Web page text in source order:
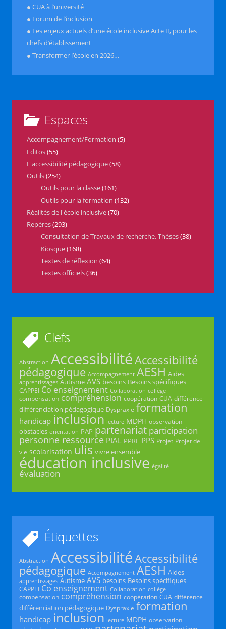
● CUA à l’université
● Forum de l’inclusion
● Les enjeux actuels d’une école inclusive Acte II, pour les
chefs d’établissement
● Transformer l’école en 2026…
Espaces
Accompagnement/Formation (5)
Editos(55)
L'accessibilité pédagogique(58)
Outils(254)
Outils pour la classe(161)
Outils pour la formation (132)
Réalités de l'école inclusive(70)
Repères(293)
Consultation de Travaux de recherche, Thèses(38)
Kiosque(168)
Textes de réflexion (64)
Textes officiels(36)
Clefs
Abstraction AccessibilitéAccessibilité
pédagogique Accompagnement AESH Aides
apprentissages Autisme AVS besoins Besoins spécifiques
CAPPEI Co enseignement Collaboration collège
compensation compréhension coopération CUA différence
différenciation pédagogique Dyspraxie formation
handicap inclusion lecture MDPH observation
obstacles orientation PAP partenariat participation
personne ressource PIAL PPRE PPS Projet Projet de
vie scolarisation ulis vivre ensemble
éducation inclusive égalité
évaluation
Étiquettes
Abstraction AccessibilitéAccessibilité
pédagogique Accompagnement AESH Aides
apprentissages Autisme AVS besoins Besoins spécifiques
CAPPEI Co enseignement Collaboration collège
compensation compréhension coopération CUA différence
différenciation pédagogique Dyspraxie formation
handicap inclusion lecture MDPH observation